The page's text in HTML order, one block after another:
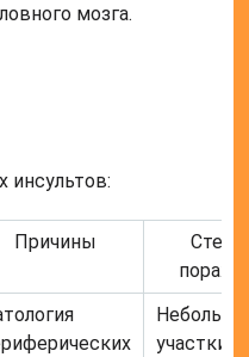
мозга.
инсультов:
Причины
участки,